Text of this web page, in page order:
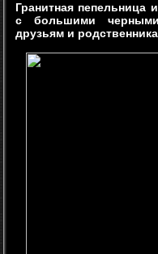
Гранитная пепельница
с большими
друзьям и